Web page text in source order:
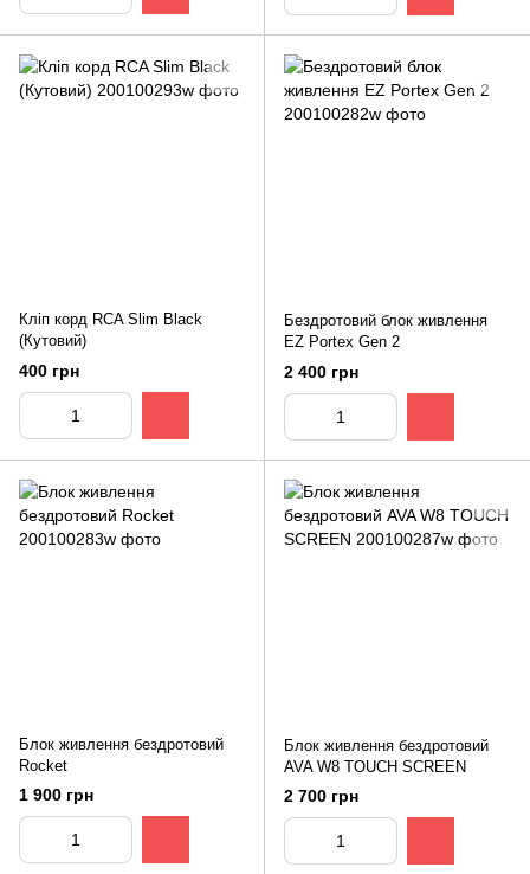
Кліп корд RCA Slim Black
(Кутовий)
400 грн
Бездротовий блок живлення
EZ Portex Gen 2
2 400 грн
Блок живлення бездротовий
Rocket
1 900 грн
Блок живлення бездротовий
AVA W8 TOUCH SCREEN
2 700 грн